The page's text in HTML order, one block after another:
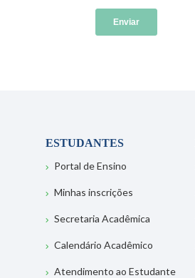
ESTUDANTES
Portal de Ensino
Minhas inscrições
Secretaria Acadêmica
Calendário Acadêmico
Atendimento ao Estudante